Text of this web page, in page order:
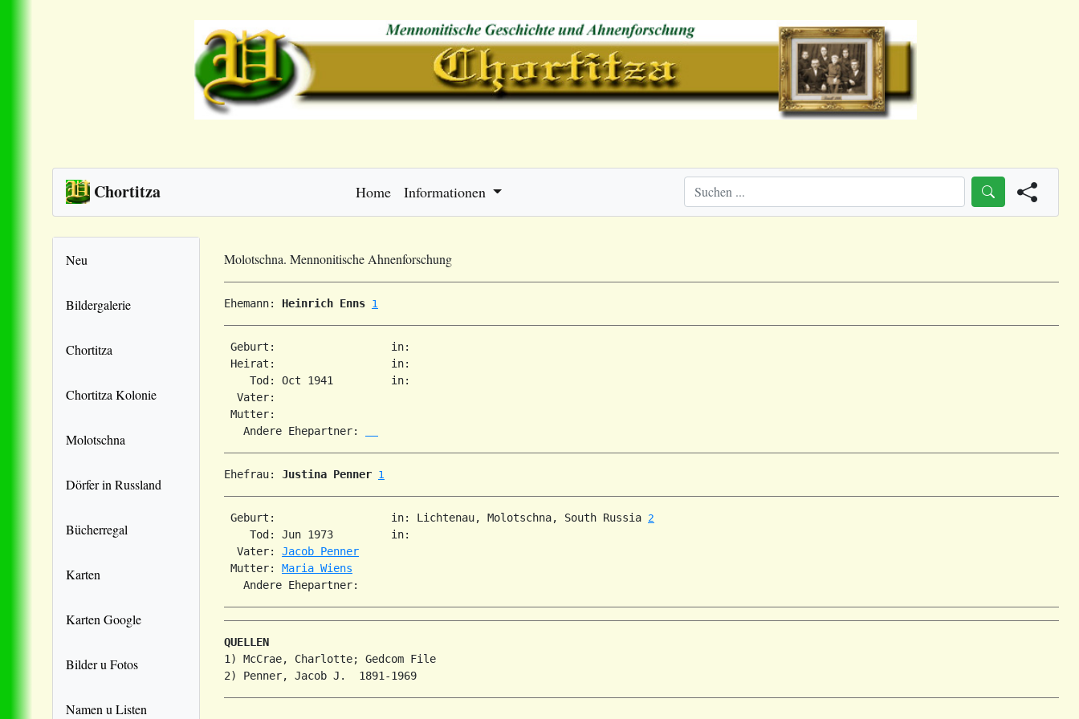
Chortitza Home Informationen
Neu
Bildergalerie
Chortitza
Chortitza Kolonie
Molotschna
Dörfer in Russland
Bücherregal
Karten
Karten Google
Bilder u Fotos
Namen u Listen
Molotschna. Mennonitische Ahnenforschung
Ehemann: Heinrich Enns 1
Geburt:                  in:
Heirat:                  in:
    Tod: Oct 1941         in:
  Vater:
Mutter:
   Andere Ehepartner:
Ehefrau: Justina Penner 1
Geburt:                  in: Lichtenau, Molotschna, South Russia 2
    Tod: Jun 1973         in:
  Vater:
Jacob Penner
Mutter: Maria Wiens
QUELLEN
1) McCrae, Charlotte; Gedcom File